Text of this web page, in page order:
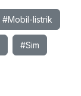
#Mobil-listrik
#Sim